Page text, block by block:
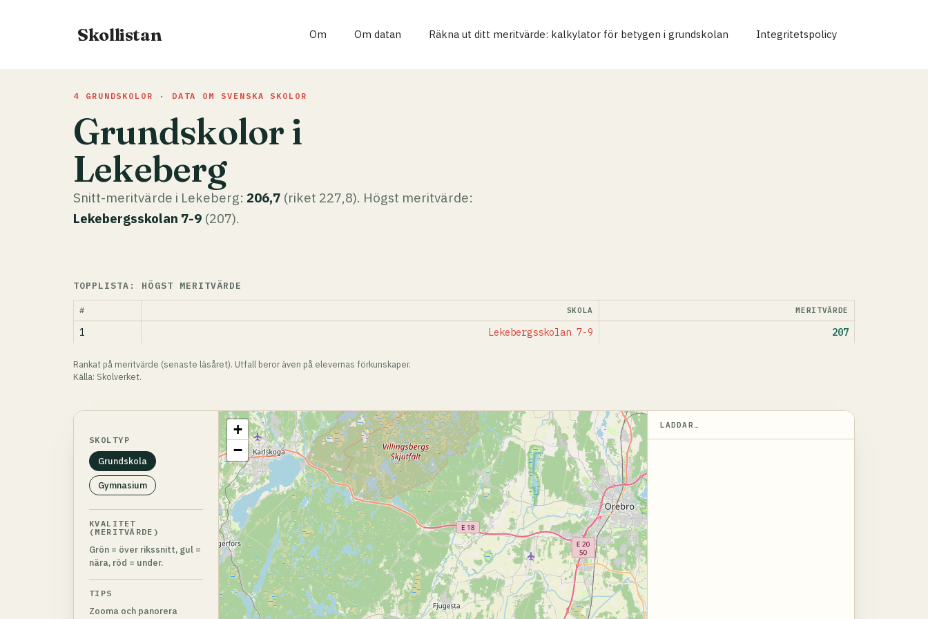
Skollistan Om Om datan Räkna ut ditt meritvärde: kalkylator för betygen i grundskolan Integritetspolicy
4 GRUNDSKOLOR · DATA OM SVENSKA SKOLOR
Grundskolor i
Lekeberg
Snitt-meritvärde i Lekeberg: 206,7 (riket 227,8). Högst meritvärde:
Lekebergsskolan 7-9 (207).
TOPPLISTA: HÖGST MERITVÄRDE
# SKOLA MERITVÄRDE
1 Lekebergsskolan 7-9 207
Rankat på meritvärde (senaste läsåret). Utfall beror även på elevernas förkunskaper.
Källa: Skolverket.
SKOLTYP
Grundskola
Gymnasium
KVALITET
(MERITVÄRDE)
Grön = över rikssnitt, gul =
nära, röd = under.
TIPS
Zooma och panorera
+
−
LADDAR…